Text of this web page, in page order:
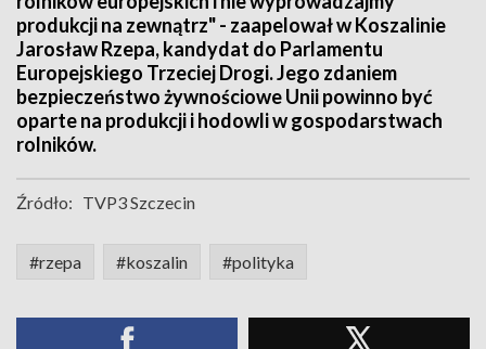
produkcji na zewnątrz" - zaapelował w Koszalinie
Jarosław Rzepa, kandydat do Parlamentu
Europejskiego Trzeciej Drogi. Jego zdaniem
bezpieczeństwo żywnościowe Unii powinno być
oparte na produkcji i hodowli w gospodarstwach
rolników.
Źródło: TVP3 Szczecin
#rzepa #koszalin #polityka